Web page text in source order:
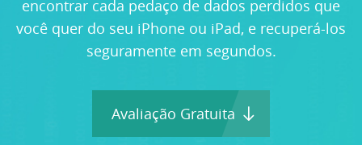
encontrar cada pedaço de dados perdidos que
você quer do seu iPhone ou iPad, e recuperá-los
seguramente em segundos.
Avaliação Gratuita